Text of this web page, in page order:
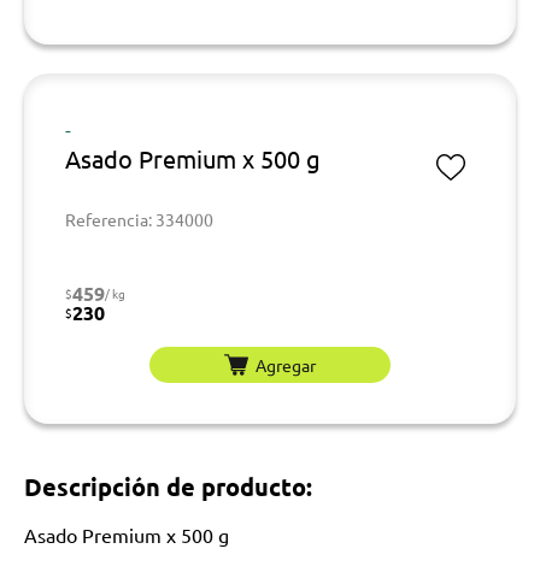
-
Asado Premium x 500 g
Referencia: 334000
$459/ kg
$230
Agregar
Descripción de producto:
Asado Premium x 500 g